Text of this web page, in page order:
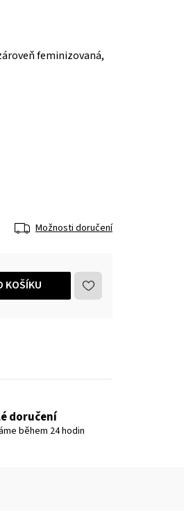
feminizovaná,
Možnosti doručení
KOŠÍKU
doručení
během 24 hodin